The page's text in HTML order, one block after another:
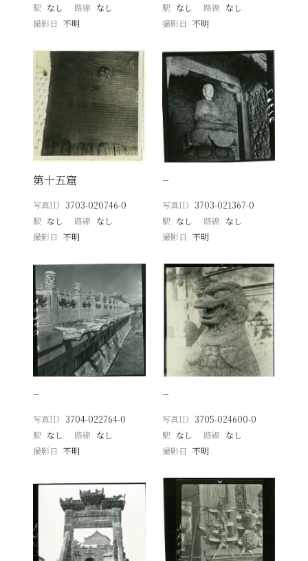
駅 なし 路線 なし
撮影日
不明
駅 なし 路線 なし
撮影日 不明
第十五窟
写真ID 3703-020746-0
駅 なし 路線 なし
撮影日
不明
−
写真ID 3703-021367-0
駅 なし 路線 なし
撮影日 不明
−
写真ID 3704-022764-0
駅 なし 路線 なし
撮影日
不明
−
写真ID 3705-024600-0
駅 なし 路線 なし
撮影日 不明